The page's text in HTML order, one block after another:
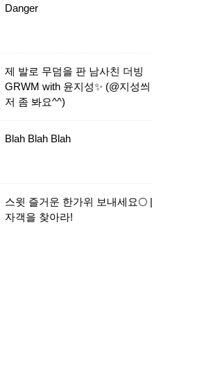
Danger
제 발로 무덤을 판 남사친 더빙
GRWM with 윤지성✨ (@지성씌
저 좀 봐요^^)
Blah Blah Blah
스윗 즐거운 한가위 보내세요🌕 |
자객을 찾아라!